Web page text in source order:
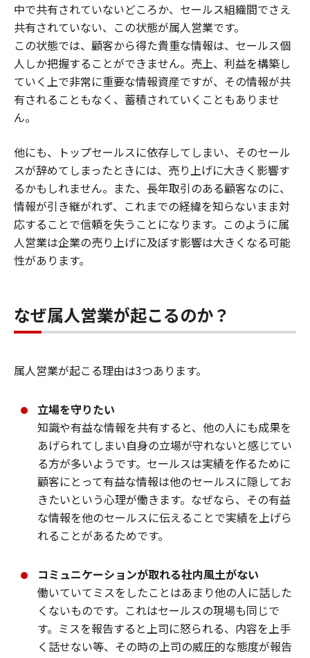
中で共有されていないどころか、セールス組織間でさえ
共有されていない、この状態が属人営業です。
この状態では、顧客から得た貴重な情報は、セールス個
人しか把握することができません。売上、利益を構築し
ていく上で非常に重要な情報資産ですが、その情報が共
有されることもなく、蓄積されていくこともありませ
ん。
他にも、トップセールスに依存してしまい、そのセール
スが辞めてしまったときには、売り上げに大きく影響す
るかもしれません。また、長年取引のある顧客なのに、
情報が引き継がれず、これまでの経緯を知らないまま対
応することで信頼を失うことになります。このように属
人営業は企業の売り上げに及ぼす影響は大きくなる可能
性があります。
なぜ属人営業が起こるのか？
属人営業が起こる理由は3つあります。
立場を守りたい
知識や有益な情報を共有すると、他の人にも成果を
あげられてしまい自身の立場が守れないと感じてい
る方が多いようです。セールスは実績を作るために
顧客にとって有益な情報は他のセールスに隠してお
きたいという心理が働きます。なぜなら、その有益
な情報を他のセールスに伝えることで実績を上げら
れることがあるためです。
コミュニケーションが取れる社内風土がない
働いていてミスをしたことはあまり他の人に話した
くないものです。これはセールスの現場も同じで
す。ミスを報告すると上司に怒られる、内容を上手
く話せない等、その時の上司の威圧的な態度が報告